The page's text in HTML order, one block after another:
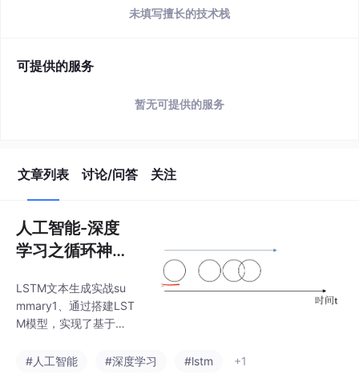
未填写擅长的技术栈
可提供的服务
暂无可提供的服务
文章列表 讨论/问答 关注
人工智能-深度
学习之循环神经
LSTM文本生成实战su
mmary1、通过搭建LST
M模型，实现了基于文
能；2、学习了文本加
#人工智能 #深度学习 #lstm +1